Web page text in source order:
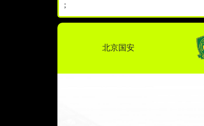
;
北京国安